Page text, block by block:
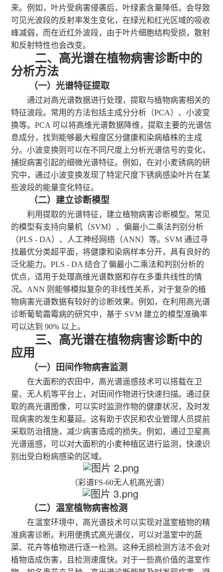
来。例如，叶片受病害侵袭后，叶绿素含量降低，会导致
可见光波段的反射率发生变化，在绿光和红光区域的吸收
峰减弱，而在近红外波段，由于叶片细胞结构受损，散射
和反射特性也会改变。
二、高光谱在植物病害诊断中的
分析方法
（一）光谱特征提取
通过对高光谱数据进行处理，提取与植物病害相关的
特征波段。常用的方法包括主成分分析（PCA）、小波变
换等。PCA 可以将高维光谱数据降维，提取主要的光谱信
息成分，找到能够最大程度区分健康和染病植株的主成
分。小波变换则可以在不同尺度上分析光谱信号的变化，
捕捉病害引起的细微光谱特征。例如，在对小麦锈病的研
究中，通过小波变换发现了特定尺度下锈病感染叶片在某
些波段的能量变化特征。
（二）建立诊断模型
利用提取的光谱特征，建立植物病害诊断模型。常见
的模型有支持向量机（SVM）、偏最小二乘法判别分析
（PLS - DA）、人工神经网络（ANN）等。SVM 通过寻
找最优分类超平面，将健康和染病样本分开，具有良好的
泛化能力。PLS - DA 结合了偏最小二乘法和判别分析的
优点，适用于处理高维光谱数据和存在多重共线性的情
况。ANN 则能够模拟复杂的非线性关系，对于复杂的植
物病害光谱数据有较好的诊断效果。例如，在利用高光谱
诊断葡萄霜霉病的研究中，基于 SVM 建立的模型准确率
可以达到 90% 以上。
三、高光谱在植物病害诊断中的
应用
（一）田间作物病害监测
在大面积的农田中，高光谱遥感技术可以搭载在卫
星、无人机等平台上，对田间作物进行快速扫描。通过获
取的高光谱图像，可以实时监测作物的健康状况，及时发
现病害的发生和蔓延。这有助于农民和农业管理人员提前
采取防治措施，减少病害造成的损失。例如，通过卫星高
光谱遥感，可以对大面积的小麦种植区进行监测，快速识
别出受白粉病感染的区域。
（彩谱FS-60无人机高光谱）
（二）温室植物病害检测
在温室环境中，高光谱技术可以实现对温室植物的精
准病害诊断。利用便携式高光谱仪，可以对温室中的蔬
菜、花卉等植物进行逐一检测。这种无损检测方法不会对
植物造成伤害，且检测速度快。对于一些高价值的温室作